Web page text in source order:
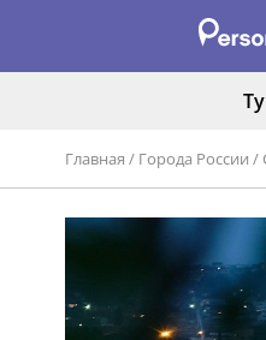
Главная / Города России /